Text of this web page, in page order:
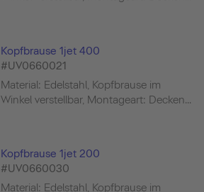
Kopfbrause 1jet 400
#UV0660021
Material: Edelstahl, Kopfbrause im
Winkel verstellbar, Montageart: Decken...
Kopfbrause 1jet 200
#UV0660030
Material: Edelstahl, Kopfbrause im